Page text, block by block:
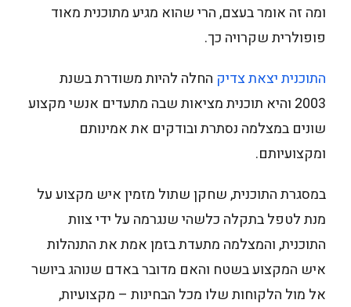
ומה זה אומר בעצם, הרי שהוא מגיע מתוכנית מאוד
פופולרית שקרויה כך.
התוכנית יצאת צדיק החלה להיות משודרת בשנת
2003 והיא תוכנית מציאות שבה מתעדים אנשי מקצוע
שונים במצלמה נסתרת ובודקים את אמינותם
ומקצועיותם.
במסגרת התוכנית, שחקן שתול מזמין איש מקצוע על
מנת לטפל בתקלה כלשהי שנגרמה על ידי צוות
התוכנית, והמצלמה מתעדת בזמן אמת את התנהלות
איש המקצוע בשטח והאם מדובר באדם שנוהג ביושר
אל מול הלקוחות שלו מכל הבחינות – מקצועיות,